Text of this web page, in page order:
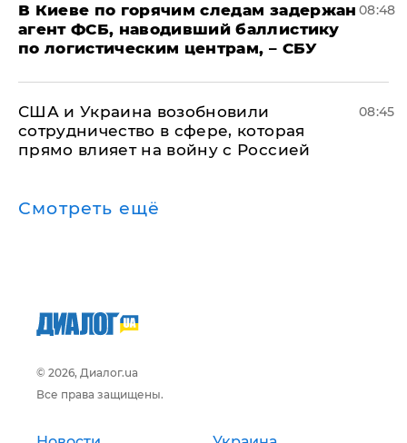
В Киеве по горячим следам задержан
агент ФСБ, наводивший баллистику
по логистическим центрам, – СБУ
08:48
США и Украина возобновили
сотрудничество в сфере, которая
прямо влияет на войну с Россией
08:45
Смотреть ещё
© 2026, Диалог.ua
Все права защищены.